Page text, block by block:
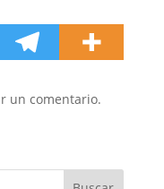
un comentario.